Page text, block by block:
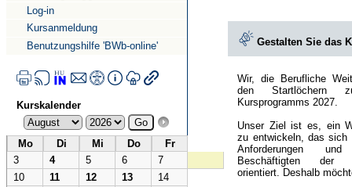
Log-in
Kursanmeldung
Benutzungshilfe 'BWb-online'
Kurskalender
Mo Di Mi Do
Fr
3
4 5 6
7
10
11 12 13
14
Gestalten Sie das
Wir, die Berufliche
den Startlöchern
Kursprogramms 2027.
Unser Ziel ist es, ein
zu entwickeln, das sich
Anforderungen
Beschäftigten der
orientiert. Deshalb